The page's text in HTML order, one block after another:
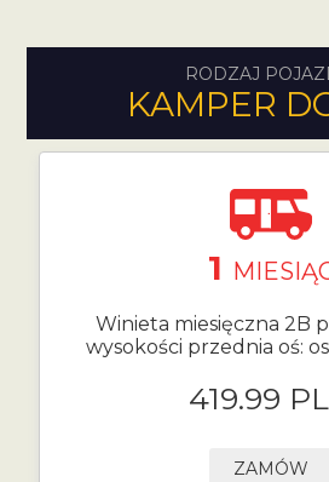
RODZAJ
KAMPER
1
Winieta miesięczna 2B
wysokości przednia oś:
419.99
ZAMÓW